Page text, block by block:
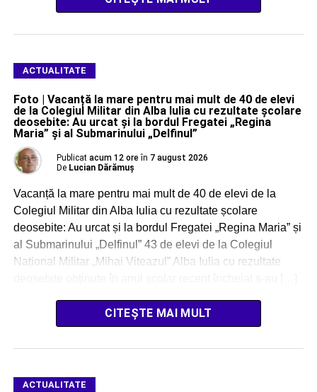
ACTUALITATE
Foto | Vacanță la mare pentru mai mult de 40 de elevi
de la Colegiul Militar din Alba Iulia cu rezultate școlare
deosebite: Au urcat și la bordul Fregatei „Regina
Maria” și al Submarinului „Delfinul”
Publicat acum 12 ore în 7 august 2026
De Lucian Dărămuș
Vacanță la mare pentru mai mult de 40 de elevi de la
Colegiul Militar din Alba Iulia cu rezultate școlare
deosebite: Au urcat și la bordul Fregatei „Regina Maria” și
al Submarinului „Delfinul” 43 de elevi de la Colegiul
Național Militar „Mihai Viteazul” Alba Iulia cu rezultate
CITEȘTE MAI MULT
ACTUALITATE